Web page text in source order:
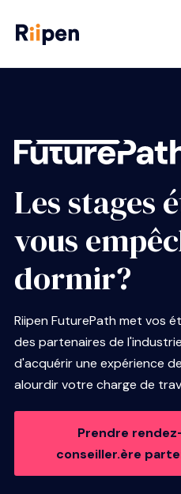
Les stages
vous
dormir?
Riipen FuturePath met vos
des partenaires de
d'acquérir une expérience
alourdir votre charge de
Prendre
conseiller.ère